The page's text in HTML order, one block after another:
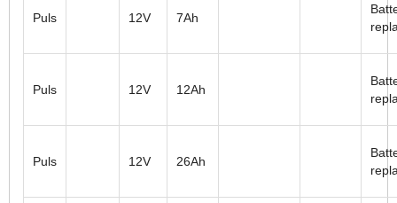
Puls 12V 7Ah
Puls 12V 12Ah
Puls 12V 26Ah